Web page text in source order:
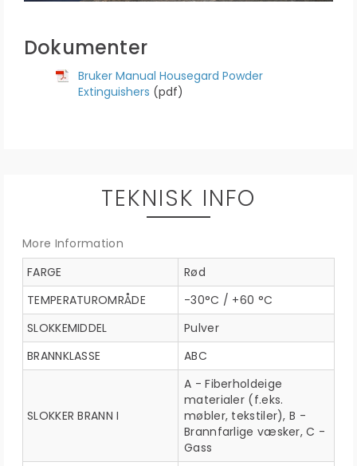
Dokumenter
Bruker Manual Housegard Powder
Extinguishers (pdf)
TEKNISK INFO
More Information
FARGE
Rød
TEMPERATUROMRÅDE
-30°C / +60 °C
SLOKKEMIDDEL
Pulver
BRANNKLASSE
ABC
SLOKKER BRANN I
A - Fiberholdeige
materialer (f.eks.
møbler, tekstiler), B -
Brannfarlige væsker, C -
Gass